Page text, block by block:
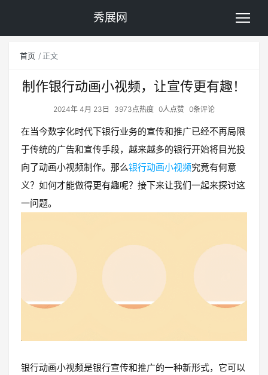
秀展网
首页 正文
制作银行动画小视频，让宣传更有趣！
2024年 4月 23日 3973点热度 0人点赞 0条评论
在当今数字化时代下银行业务的宣传和推广已经不再局限
于传统的广告和宣传手段，越来越多的银行开始将目光投
向了动画小视频制作。那么银行动画小视频究竟有何意
义？如何才能做得更有趣呢？接下来让我们一起来探讨这
一问题。
银行动画小视频是银行宣传和推广的一种新形式，它可以